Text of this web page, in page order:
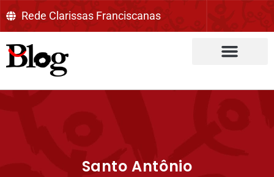
Rede Clarissas Franciscanas
Santo Antônio